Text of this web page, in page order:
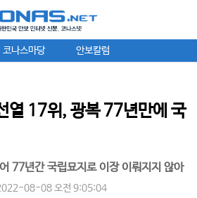
코나스마당 안보칼럼
열 17위, 광복 77년만에 국
77년간 국립묘지로 이장 이뤄지지 않아
08-08 오전 9:05:04